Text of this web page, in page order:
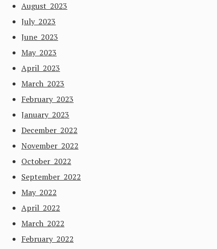
August 2023
July 2023
June 2023
May 2023
April 2023
March 2023
February 2023
January 2023
December 2022
November 2022
October 2022
September 2022
May 2022
April 2022
March 2022
February 2022